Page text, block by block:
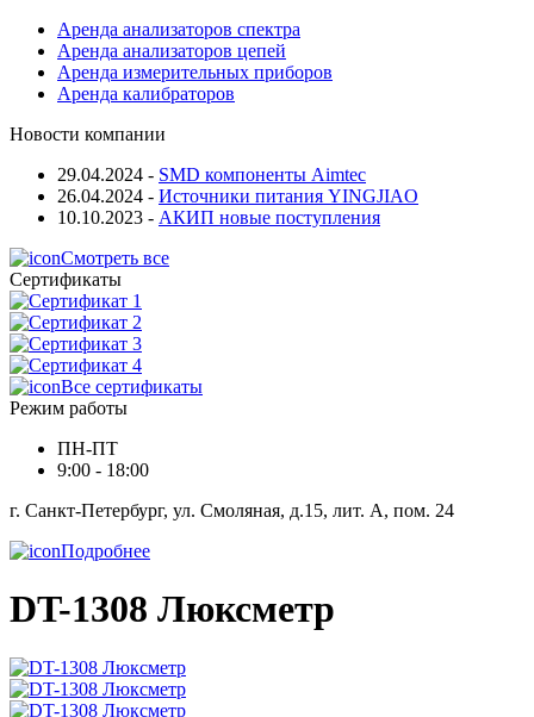
Аренда анализаторов спектра
Аренда анализаторов цепей
Аренда измерительных приборов
Аренда калибраторов
Новости компании
29.04.2024 - SMD компоненты Aimtec
26.04.2024 - Источники питания YINGJIAO
10.10.2023 - АКИП новые поступления
Смотреть все
Сертификаты
Все сертификаты
Режим работы
ПН-ПТ
9:00 - 18:00
г. Санкт-Петербург, ул. Смоляная, д.15, лит. А, пом. 24
Подробнее
DT-1308 Люксметр